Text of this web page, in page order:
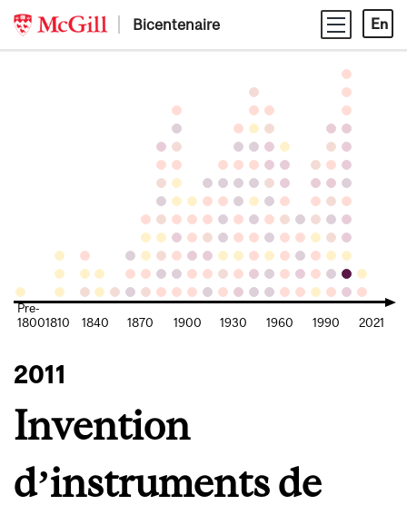
Skip
content
Bicentenaire En
Pre-
18001810 1840 1870 1900 1930 1960 1990 2021
2011
Invention
d’instruments de